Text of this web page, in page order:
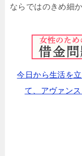
ならではのきめ細
今日から生活を
て、アヴァン